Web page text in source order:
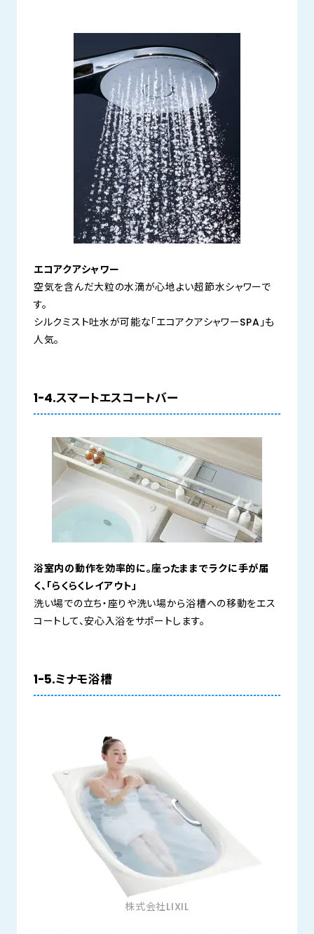
エコアクアシャワー
空気を含んだ大粒の水滴が心地よい超節水シャワーで
す。
シルクミスト吐水が可能な「エコアクアシャワーSPA」も
人気。
1-4.スマートエスコートバー
浴室内の動作を効率的に。座ったままでラクに手が届
く、「らくらくレイアウト」
洗い場での立ち・座りや洗い場から浴槽への移動をエス
コートして、安心入浴をサポートします。
1-5.ミナモ浴槽
株式会社LIXIL